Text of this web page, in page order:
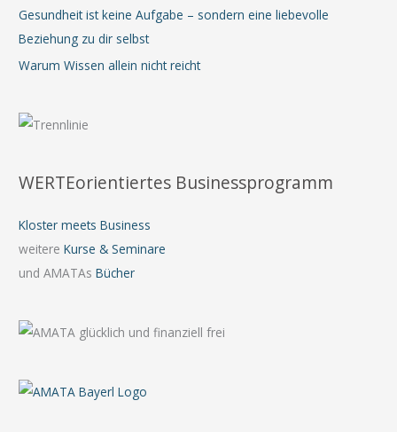
Gesundheit ist keine Aufgabe – sondern eine liebevolle
Beziehung zu dir selbst
Warum Wissen allein nicht reicht
WERTEorientiertes Businessprogramm
Kloster meets Business
weitereKurse & Seminare
und AMATAsBücher